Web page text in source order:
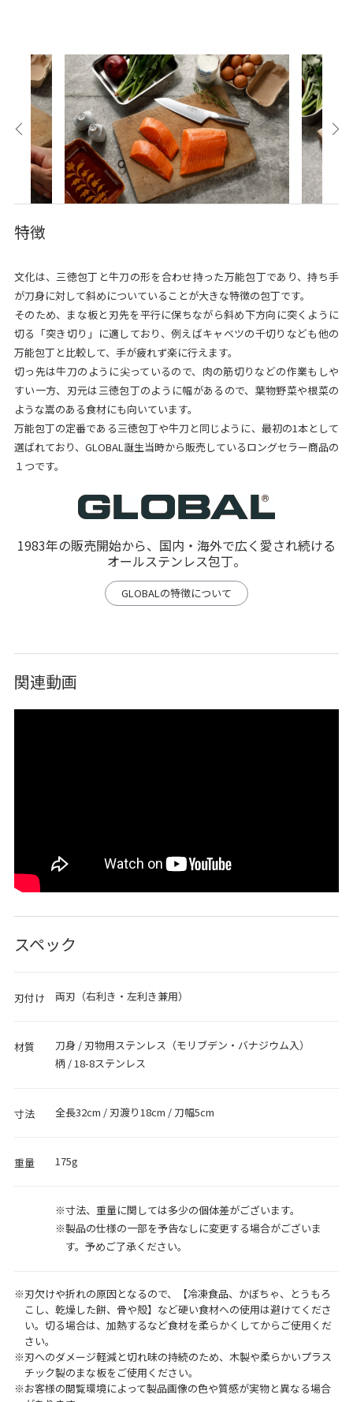
特徴
文化は、三徳包丁と牛刀の形を合わせ持った万能包丁であり、持ち手
が刀身に対して斜めについていることが大きな特徴の包丁です。
そのため、まな板と刃先を平行に保ちながら斜め下方向に突くように
切る「突き切り」に適しており、例えばキャベツの千切りなども他の
万能包丁と比較して、手が疲れず楽に行えます。
切っ先は牛刀のように尖っているので、肉の筋切りなどの作業もしや
すい一方、刃元は三徳包丁のように幅があるので、葉物野菜や根菜の
ような嵩のある食材にも向いています。
万能包丁の定番である三徳包丁や牛刀と同じように、最初の1本として
選ばれており、GLOBAL誕生当時から販売しているロングセラー商品の
１つです。
1983年の販売開始から、国内・海外で広く愛され続ける
オールステンレス包丁。
GLOBALの特徴について
関連動画
スペック
刃付け 両刃（右利き・左利き兼用）
材質
刀身 / 刃物用ステンレス（モリブデン・バナジウム入）
柄 / 18-8ステンレス
寸法 全長32cm / 刃渡り18cm / 刀幅5cm
重量 175g
寸法、重量に関しては多少の個体差がございます。
製品の仕様の一部を予告なしに変更する場合がございま
す。予めご了承ください。
刃欠けや折れの原因となるので、【冷凍食品、かぼちゃ、とうもろ
こし、乾燥した餅、骨や殻】など硬い食材への使用は避けてくださ
い。切る場合は、加熱するなど食材を柔らかくしてからご使用くだ
さい。
刃へのダメージ軽減と切れ味の持続のため、木製や柔らかいプラス
チック製のまな板をご使用ください。
お客様の閲覧環境によって製品画像の色や質感が実物と異なる場合